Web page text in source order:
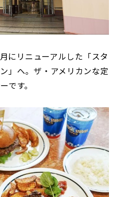
にリニューアルした「スタ
」へ。ザ・アメリカンな定
です。